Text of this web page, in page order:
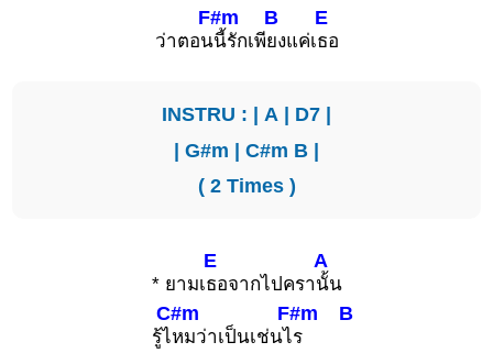
ว่าตอน
F#m
นี้รักเพี
B
ยงแค่เ
E
ธอ
INSTRU : | A | D7 |
| G#m | C#m B |
( 2 Times )
* ยามเ
E
ธอจากไปครา
A
นั้น
รู้ไ
C#m
หมว่าเป็นเช่นไ
F#m
ร
B